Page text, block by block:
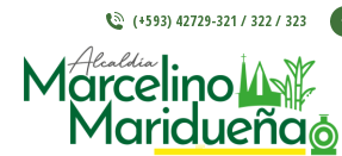
(+593) 42729-321 / 322 / 323